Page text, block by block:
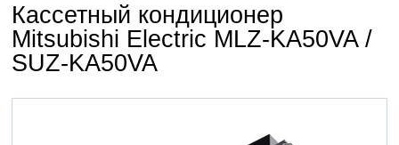
Кассетный кондиционер
Mitsubishi Electric MLZ-KA50VA /
SUZ-KA50VA